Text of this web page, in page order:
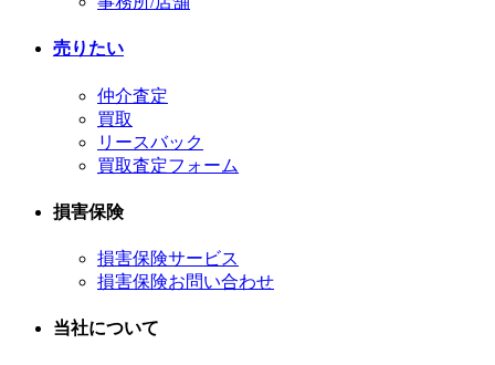
売りたい
仲介査定
買取
リースバック
買取査定フォーム
損害保険
損害保険サービス
損害保険お問い合わせ
当社について